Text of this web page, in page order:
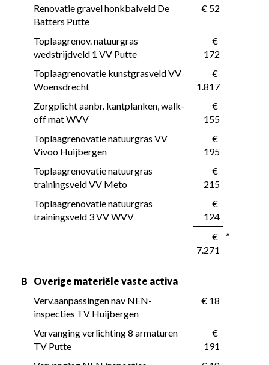
Renovatie gravel honkbalveld De
Batters Putte
€ 52
Toplaagrenov. natuurgras
wedstrijdveld 1 VV Putte
172
Toplaagrenovatie kunstgrasveld VV
Woensdrecht
1.817
Zorgplicht aanbr. kantplanken, walk-
off mat WVV
155
Toplaagrenovatie natuurgras VV
Vivoo Huijbergen
195
Toplaagrenovatie natuurgras
trainingsveld VV Meto
215
Toplaagrenovatie natuurgras
trainingsveld 3 VV WVV
124
7.271
*
B
Overige materiële vaste activa
Verv.aanpassingen nav NEN-
inspecties TV Huijbergen
€ 18
Vervanging verlichting 8 armaturen
TV Putte
191